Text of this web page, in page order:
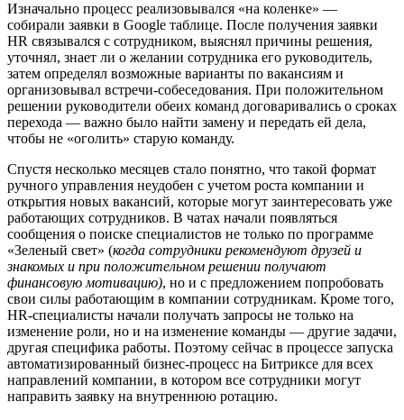
Изначально процесс реализовывался «на коленке» —
собирали заявки в Google таблице. После получения заявки
HR связывался с сотрудником, выяснял причины решения,
уточнял, знает ли о желании сотрудника его руководитель,
затем определял возможные варианты по вакансиям и
организовывал встречи-собеседования. При положительном
решении руководители обеих команд договаривались о сроках
перехода — важно было найти замену и передать ей дела,
чтобы не «оголить» старую команду.
Спустя несколько месяцев стало понятно, что такой формат
ручного управления неудобен с учетом роста компании и
открытия новых вакансий, которые могут заинтересовать уже
работающих сотрудников. В чатах начали появляться
сообщения о поиске специалистов не только по программе
«Зеленый свет» (когда сотрудники рекомендуют друзей и
знакомых и при положительном решении получают
финансовую мотивацию), но и с предложением попробовать
свои силы работающим в компании сотрудникам. Кроме того,
HR-специалисты начали получать запросы не только на
изменение роли, но и на изменение команды — другие задачи,
другая специфика работы. Поэтому сейчас в процессе запуска
автоматизированный бизнес-процесс на Битриксе для всех
направлений компании, в котором все сотрудники могут
направить заявку на внутреннюю ротацию.